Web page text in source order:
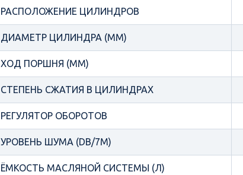
РАСПОЛОЖЕНИЕ ЦИЛИНДРОВ
ДИАМЕТР ЦИЛИНДРА (ММ)
ХОД ПОРШНЯ (ММ)
СТЕПЕНЬ СЖАТИЯ В ЦИЛИНДРАХ
РЕГУЛЯТОР ОБОРОТОВ
УРОВЕНЬ ШУМА (DB/7М)
ЁМКОСТЬ МАСЛЯНОЙ СИСТЕМЫ (Л)